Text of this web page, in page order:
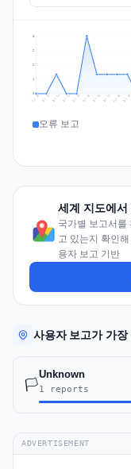
1
2
2
3
Jul 10 Jul 11 Jul 12 Jul 13 Jul 14 Jul 15 Jul 16 Jul 17 Jul 18 Jul 19
오류 보고
세계 지도에
국가별 보고서를
고 있는지 확인
용자 보고 기반
사용자 보고가 가장
🏳️
Unknown
1 reports
ADVERTISEMENT